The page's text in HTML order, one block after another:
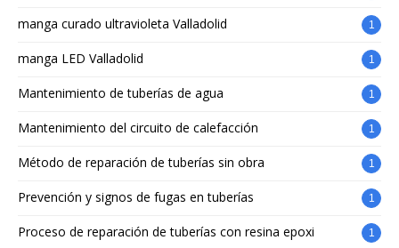
manga curado ultravioleta Valladolid 1
manga LED Valladolid 1
Mantenimiento de tuberías de agua 1
Mantenimiento del circuito de calefacción 1
Método de reparación de tuberías sin obra 1
Prevención y signos de fugas en tuberías 1
Proceso de reparación de tuberías con resina epoxi 1